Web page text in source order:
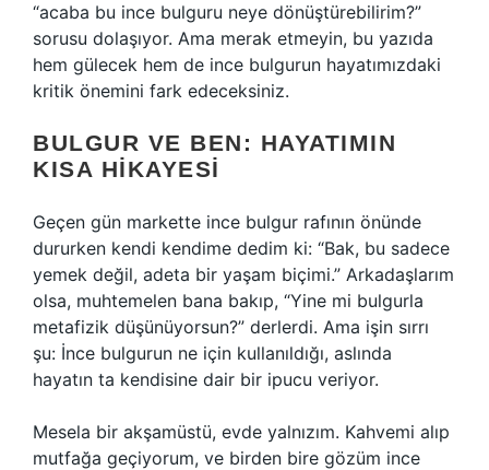
“acaba bu ince bulguru neye dönüştürebilirim?”
sorusu dolaşıyor. Ama merak etmeyin, bu yazıda
hem gülecek hem de ince bulgurun hayatımızdaki
kritik önemini fark edeceksiniz.
BULGUR VE BEN: HAYATIMIN
KISA HIKAYESI
Geçen gün markette ince bulgur rafının önünde
dururken kendi kendime dedim ki: “Bak, bu sadece
yemek değil, adeta bir yaşam biçimi.” Arkadaşlarım
olsa, muhtemelen bana bakıp, “Yine mi bulgurla
metafizik düşünüyorsun?” derlerdi. Ama işin sırrı
şu: İnce bulgurun ne için kullanıldığı, aslında
hayatın ta kendisine dair bir ipucu veriyor.
Mesela bir akşamüstü, evde yalnızım. Kahvemi alıp
mutfağa geçiyorum, ve birden bire gözüm ince